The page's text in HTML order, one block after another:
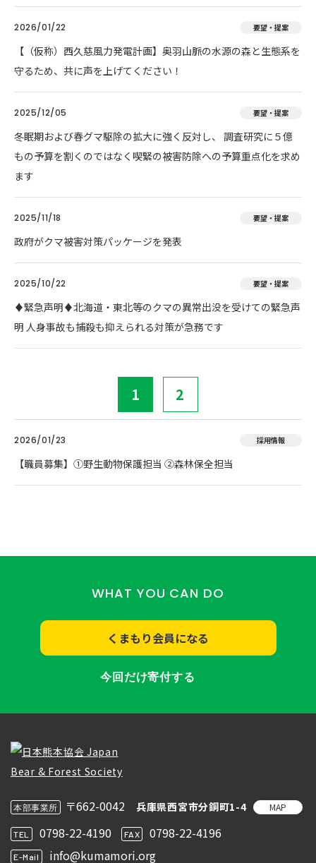
2026/01/22 要望・提案
【（仮称）西久慈風力発電計画】奥羽山脈の水源の森と生態系を
守るため、共に声を上げてください！
2025/12/05 要望・提案
冬眠期および春グマ駆除の拡大に強く反対し、 調査研究に５億
もの予算を割くのではなく喫緊の被害防除への予算重点化を求め
ます
2025/11/18 要望・提案
政府がクマ被害対策パッケージを発表
2025/10/22 要望・提案
♦️緊急声明♦️北海道・東北等のクマの異常出没を受けての緊急声
明 人身事故も捕殺も抑えられる対策が急務です
1 2
2026/01/23 採用情報
【職員募集】①野生動物保護担当 ②森林保全担当
WHAT YOU CAN DO
くまもり会員になる
今回だけ寄付する
本部事業所 〒662-0042 兵庫県西宮市分銅町1-4 MAP
TEL 0798-22-4190 FAX 0798-22-4196
E-Mail info@kumamori.org